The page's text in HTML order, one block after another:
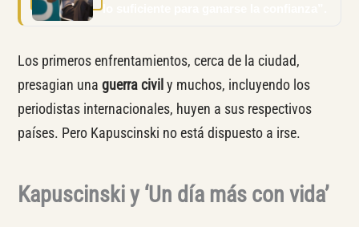
lo suficiente para ganarse la confianza”.
Los primeros enfrentamientos, cerca de la ciudad,
presagian una guerra civil y muchos, incluyendo los
periodistas internacionales, huyen a sus respectivos
países. Pero Kapuscinski no está dispuesto a irse.
Kapuscinski y ‘Un día más con vida’